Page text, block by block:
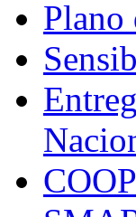
Plano